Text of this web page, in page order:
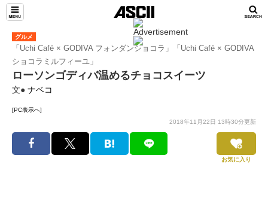
グルメ
「Uchi Café × GODIVA フォンダンショコラ」「Uchi Café × GODIVA
ショコラミルフィーユ」
ローソンゴディバ温めるチョコスイーツ
文● ナベコ
[PC表示へ]
2018年11月22日 13時30分更新
お気に入り